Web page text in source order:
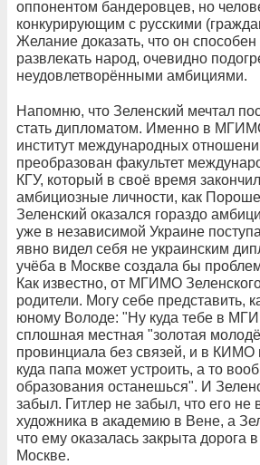
оппонентом бандеровцев, но
конкурирующим с русскими
Желание доказать, что он
развлекать народ, очевидно
неудовлетворёнными амбициями.
Напомню, что Зеленский мечтал
стать дипломатом. Именно в
институт международных
преобразован факультет
КГУ, который в своё время
амбициозные личности, как
Зеленский оказался гораздо
уже в независимой Украине
явно видел себя не украинским
учёба в Москве создала бы
Как известно, от МГИМО
родители. Могу себе представить,
юному Володе: "Ну куда тебе в
сплошная местная "золотая
провинциала без связей, и в КИМО
куда папа может устроить, а то
образования останешься". И
забыл. Гитлер не забыл, что его не
художника в академию в Вене, а
что ему оказалась закрыта дорога
Москве.